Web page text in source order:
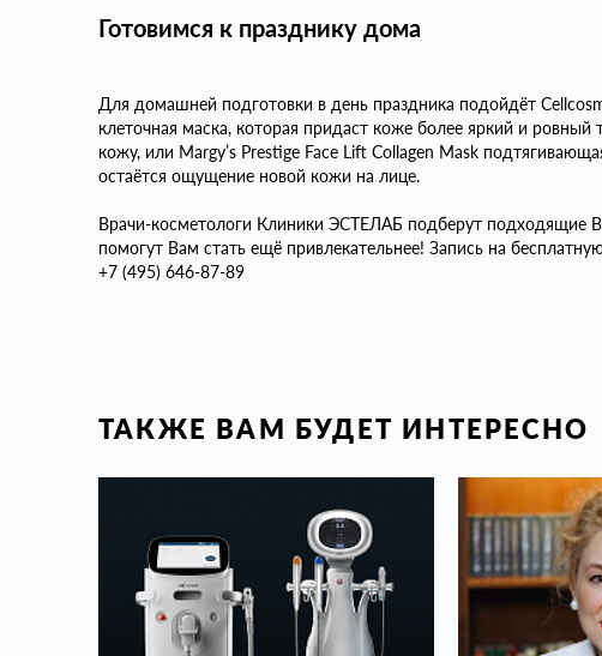
Готовимся к празднику дома
Для домашней подготовки в день праздника подойдёт
клеточная маска, которая придаст коже более яркий и
кожу, или Margy’s Prestige Face Lift Collagen Mask
остаётся ощущение новой кожи на лице.
Врачи-косметологи Клиники ЭСТЕЛАБ подберут подходящие
помогут Вам стать ещё привлекательнее! Запись на
+7 (495) 646-87-89
ТАКЖЕ ВАМ БУДЕТ ИНТЕРЕСНО